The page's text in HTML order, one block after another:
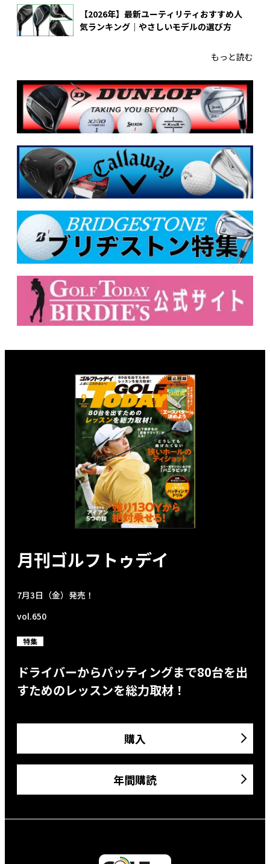
【2026年】最新ユーティリティおすすめ人
気ランキング｜やさしいモデルの選び方
もっと読む
月刊ゴルフトゥデイ
7月3日（金）発売！
vol.650
特集
ドライバーからパッティングまで80台を出
すためのレッスンを総力取材！
購入
年間購読